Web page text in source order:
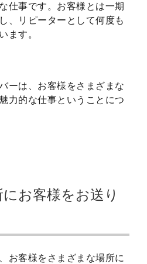
仕事です。お客様とは一期
、リピーターとして何度も
ます。
ーは、お客様をさまざまな
力的な仕事ということにつ
お客様をお送り
お客様をさまざまな場所に